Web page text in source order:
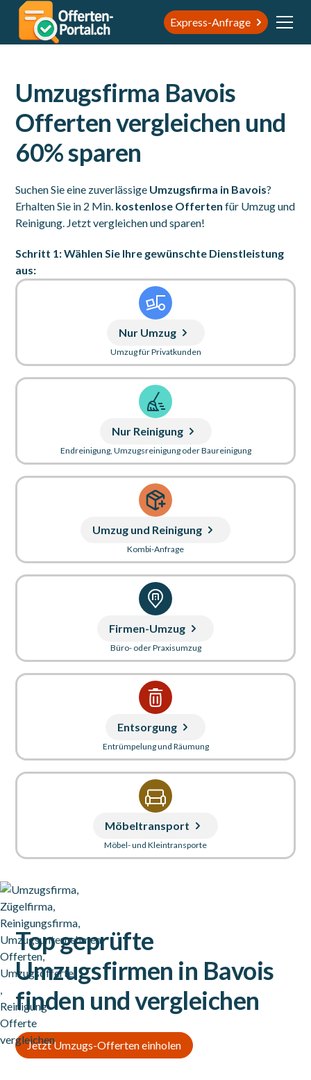
Express-Anfrage
Umzugsfirma Bavois
Offerten vergleichen und
60% sparen
Suchen Sie eine zuverlässige Umzugsfirma in Bavois?
Erhalten Sie in 2 Min. kostenlose Offerten für Umzug und
Reinigung. Jetzt vergleichen und sparen!
Schritt 1: Wählen Sie Ihre gewünschte Dienstleistung
aus:
Nur Umzug
Umzug für Privatkunden
Nur Reinigung
Endreinigung, Umzugsreinigung oder Baureinigung
Umzug und Reinigung
Kombi-Anfrage
Firmen-Umzug
Büro- oder Praxisumzug
Entsorgung
Entrümpelung und Räumung
Möbeltransport
Möbel- und Kleintransporte
Top geprüfte
Umzugsfirmen in Bavois
finden und vergleichen
Jetzt Umzugs-Offerten einholen